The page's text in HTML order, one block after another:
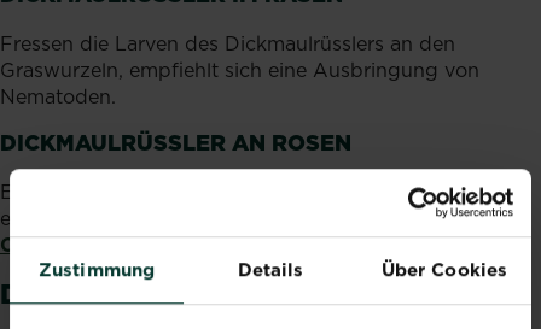
Zustimmung Details Über Cookies
Fressen die Larven des Dickmaulrüsslers an den
Graswurzeln, empfiehlt sich eine Ausbringung von
Nematoden.
DICKMAULRÜSSLER AN ROSEN
Entdeckst du an Rosen Dickmaulrüssler, empfiehlt sich
eine Spritzung mit
SUBSTRAL® Celaflor® Schädlingsfrei
Careo Rosenspray.
DICKMAULRÜSSLERN VORBEUGEN